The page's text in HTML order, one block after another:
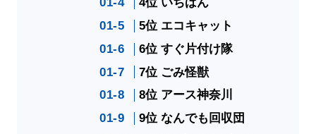
4位 いちばん
5位 エコキャット
6位 すぐ片付け隊
7位 ごみ怪獣
8位 アース神奈川
9位 なんでも回収団